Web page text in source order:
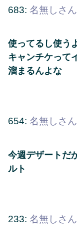
683: 名無しさん
使ってるし使う
キャンチケって
溜まるんよな
654: 名無しさん
今週デザートだ
ルト
233: 名無しさん